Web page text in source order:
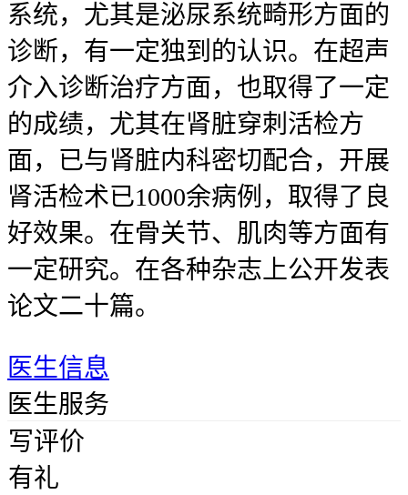
系统，尤其是泌尿系统畸形方面的
诊断，有一定独到的认识。在超声
介入诊断治疗方面，也取得了一定
的成绩，尤其在肾脏穿刺活检方
面，已与肾脏内科密切配合，开展
肾活检术已1000余病例，取得了良
好效果。在骨关节、肌肉等方面有
一定研究。在各种杂志上公开发表
论文二十篇。
医生信息
医生服务
写评价
有礼